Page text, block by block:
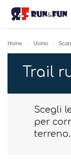
Home Uomo
Trail
Scegli
per
terreno.